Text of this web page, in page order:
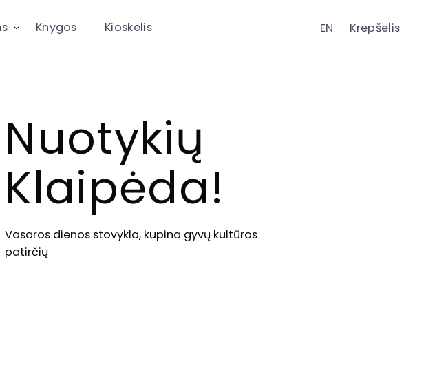
Knygos Kioskelis EN Krepšelis
Nuotykių
Klaipėda!
Vasaros dienos stovykla, kupina gyvų kultūros
patirčių